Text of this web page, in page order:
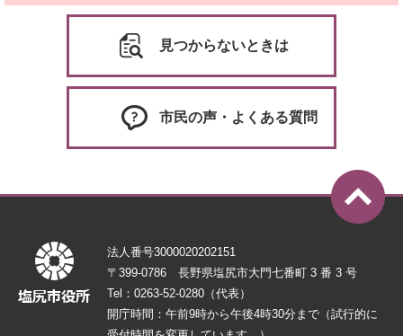
見つからないときは
市民の声・よくある質問
法人番号3000020202151
〒399-0786 長野県塩尻市大門七番町 3 番 3 号
Tel：0263-52-0280（代表）
開庁時間：午前9時から午後4時30分まで（試行的に